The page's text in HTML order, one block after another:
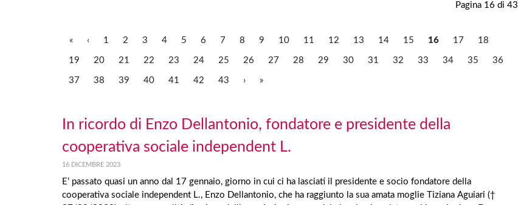
Pagina 16 di 43
« ‹ 1 2 3 4 5 6 7 8 9 10 11 12 13 14 15 16 17 18
19 20 21 22 23 24 25 26 27 28 29 30 31 32 33 34 35 36
37 38 39 40 41 42 43 › »
In ricordo di Enzo Dellantonio, fondatore e presidente della
cooperativa sociale independent L.
16 DICEMBRE 2023
E’ passato quasi un anno dal 17 gennaio, giorno in cui ci ha lasciati il presidente e socio fondatore della
cooperativa sociale independent L., Enzo Dellantonio, che ha raggiunto la sua amata moglie Tiziana Aguiari (†